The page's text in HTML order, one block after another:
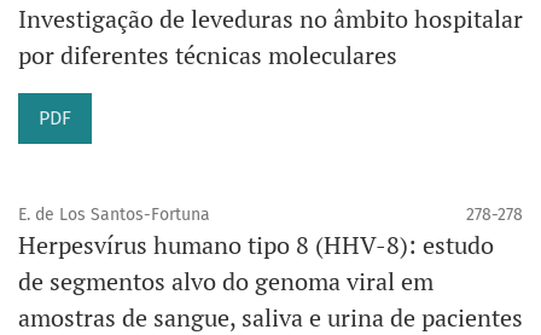
Investigação de leveduras no âmbito hospitalar
por diferentes técnicas moleculares
PDF
E. de Los Santos-Fortuna 278-278
Herpesvírus humano tipo 8 (HHV-8): estudo
de segmentos alvo do genoma viral em
amostras de sangue, saliva e urina de pacientes